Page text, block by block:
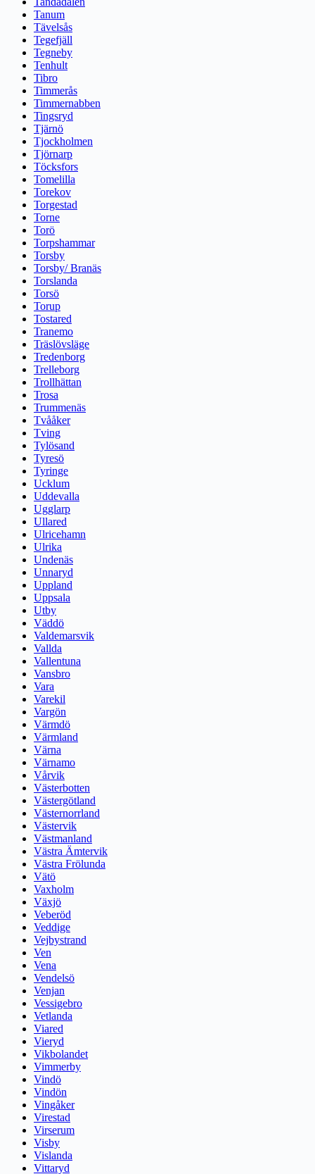
Tanum
Tävelsås
Tegefjäll
Tegneby
Tenhult
Tibro
Timmerås
Timmernabben
Tingsryd
Tjärnö
Tjockholmen
Tjörnarp
Töcksfors
Tomelilla
Torekov
Torgestad
Torne
Torö
Torpshammar
Torsby
Torsby/ Branäs
Torslanda
Torsö
Torup
Tostared
Tranemo
Träslövsläge
Tredenborg
Trelleborg
Trollhättan
Trosa
Trummenäs
Tvååker
Tving
Tylösand
Tyresö
Tyringe
Ucklum
Uddevalla
Ugglarp
Ullared
Ulricehamn
Ulrika
Undenäs
Unnaryd
Uppland
Uppsala
Utby
Väddö
Valdemarsvik
Vallda
Vallentuna
Vansbro
Vara
Varekil
Vargön
Värmdö
Värmland
Värna
Värnamo
Vårvik
Västerbotten
Västergötland
Västernorrland
Västervik
Västmanland
Västra Ämtervik
Västra Frölunda
Vätö
Vaxholm
Växjö
Veberöd
Veddige
Vejbystrand
Ven
Vena
Vendelsö
Venjan
Vessigebro
Vetlanda
Viared
Vieryd
Vikbolandet
Vimmerby
Vindö
Vindön
Vingåker
Virestad
Virserum
Visby
Vislanda
Vittaryd